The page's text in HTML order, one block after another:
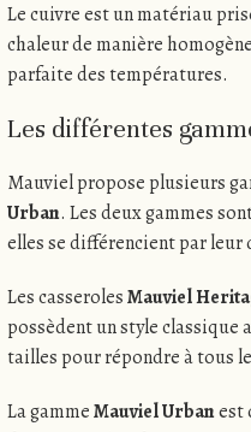
Le cuivre est un matériau
chaleur de manière
parfaite des températures.
Les différentes
Mauviel propose plusieurs
Urban. Les deux gammes
elles se différencient par
Les casserolesMauviel
possèdent un style classique
tailles pour répondre à tous
La gammeMauviel Urbanest